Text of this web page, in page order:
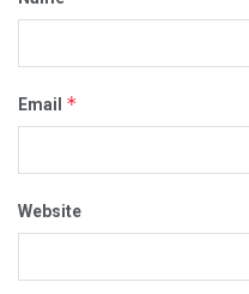
Email *
Website